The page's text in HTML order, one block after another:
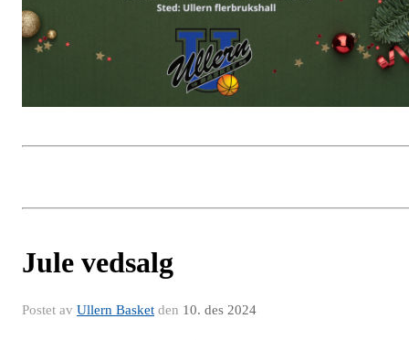
Jule vedsalg
Postet av Ullern Basket den 10. des 2024